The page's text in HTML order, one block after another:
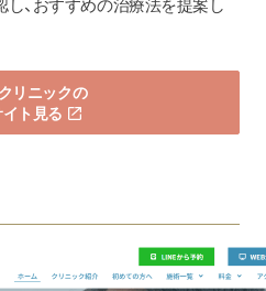
、おすすめの治療法を提案し
リニックの
ト見る